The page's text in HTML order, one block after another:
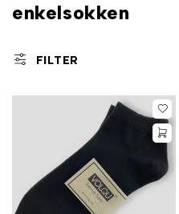
enkelsokken
FILTER